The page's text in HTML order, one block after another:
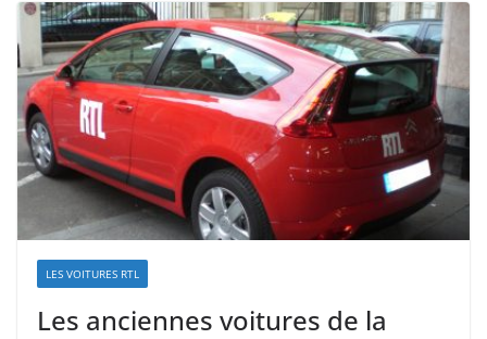
LES VOITURES RTL
Les anciennes voitures de la